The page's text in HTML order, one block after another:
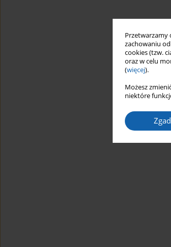
Przetwarzamy
zachowaniu
cookies (tzw.
oraz w celu
(więcej).
Możesz
niektóre